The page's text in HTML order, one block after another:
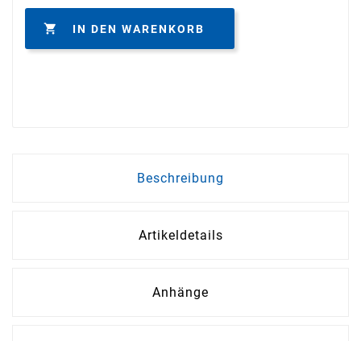
 IN DEN WARENKORB
Beschreibung
Artikeldetails
Anhänge